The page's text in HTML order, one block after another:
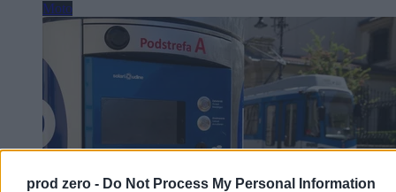
prod zero - Do Not Process My Personal Information
Moto